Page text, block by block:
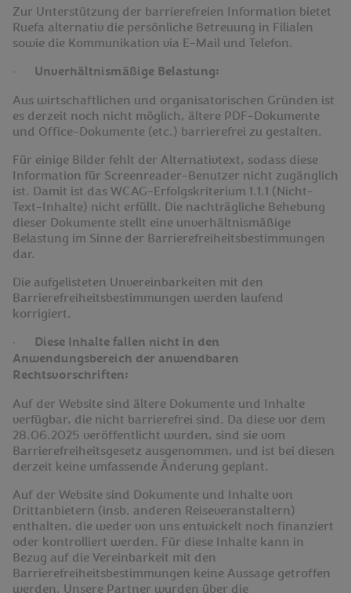
Zur Unterstützung der barrierefreien Information bietet
Ruefa alternativ die persönliche Betreuung in Filialen
sowie die Kommunikation via E-Mail und Telefon.
·
Unverhältnismäßige Belastung:
Aus wirtschaftlichen und organisatorischen Gründen ist
es derzeit noch nicht möglich, ältere PDF-Dokumente
und Office-Dokumente (etc.) barrierefrei zu gestalten.
Für einige Bilder fehlt der Alternativtext, sodass diese
Information für Screenreader-Benutzer nicht zugänglich
ist. Damit ist das WCAG-Erfolgskriterium 1.1.1 (Nicht-
Text-Inhalte) nicht erfüllt. Die nachträgliche Behebung
dieser Dokumente stellt eine unverhältnismäßige
Belastung im Sinne der Barrierefreiheitsbestimmungen
dar.
Die aufgelisteten Unvereinbarkeiten mit den
Barrierefreiheitsbestimmungen werden laufend
korrigiert.
·
Diese Inhalte fallen nicht in den
Anwendungsbereich der anwendbaren
Rechtsvorschriften:
Auf der Website sind ältere Dokumente und Inhalte
verfügbar, die nicht barrierefrei sind. Da diese vor dem
28.06.2025 veröffentlicht wurden, sind sie vom
Barrierefreiheitsgesetz ausgenommen, und ist bei diesen
derzeit keine umfassende Änderung geplant.
Auf der Website sind Dokumente und Inhalte von
Drittanbietern (insb. anderen Reiseveranstaltern)
enthalten, die weder von uns entwickelt noch finanziert
oder kontrolliert werden. Für diese Inhalte kann in
Bezug auf die Vereinbarkeit mit den
Barrierefreiheitsbestimmungen keine Aussage getroffen
werden. Unsere Partner wurden über die